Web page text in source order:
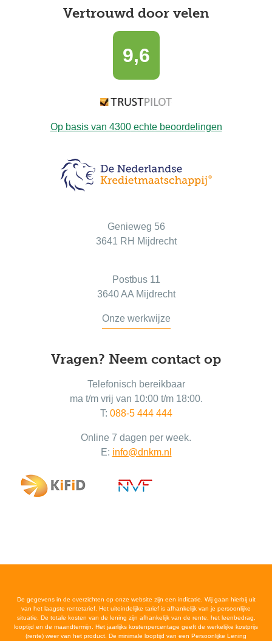
Vertrouwd door velen
9,6
Op basis van 4300echte beoordelingen
Genieweg 56
3641 RH Mijdrecht
Postbus 11
3640 AA Mijdrecht
Onze werkwijze
Vragen? Neem contact op
Telefonisch bereikbaar
ma t/m vrij van 10:00 t/m 18:00.
T: 088-5 444 444
Online 7 dagen per week.
E: info@dnkm.nl
De gegevens in de overzichten op onze website zijn een indicatie. Wij gaan hierbij uit
van het laagste rentetarief. Het uiteindelijke tarief is afhankelijk van je persoonlijke
situatie. De totale kosten van de lening zijn afhankelijk van de rente, het leenbedrag,
looptijd en de maandtermijn. Het jaarlijks kostenpercentage geeft de werkelijke kostprijs
(rente) weer van het product. De minimale looptijd van een Persoonlijke Lening